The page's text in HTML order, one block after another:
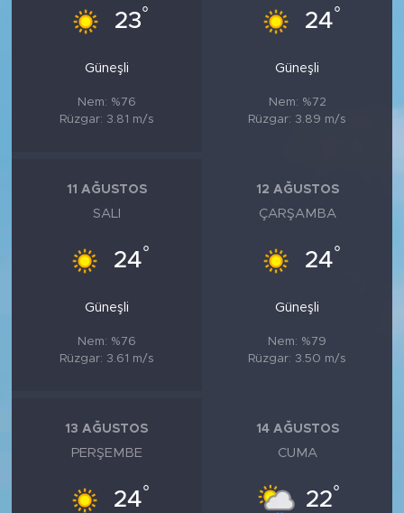
23°
Güneşli
Nem: %76
Rüzgar: 3.81 m/s
24°
Güneşli
Nem: %72
Rüzgar: 3.89 m/s
11 AĞUSTOS
SALI
24°
Güneşli
Nem: %76
Rüzgar: 3.61 m/s
12 AĞUSTOS
ÇARŞAMBA
24°
Güneşli
Nem: %79
Rüzgar: 3.50 m/s
13 AĞUSTOS
PERŞEMBE
24°
14 AĞUSTOS
CUMA
22°